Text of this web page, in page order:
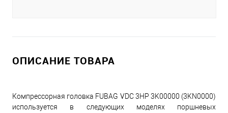
ОПИСАНИЕ ТОВАРА
Компрессорная головка FUBAG VDC 3HP 3K00000 (3KN0000)
используется в следующих моделях поршневых